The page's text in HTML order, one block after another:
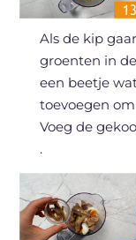
Als de kip
groenten in
een beetje
toevoegen
Voeg de
.